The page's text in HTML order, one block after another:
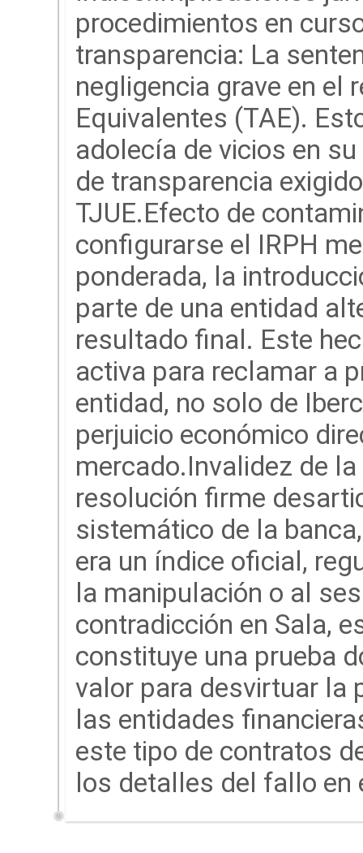
procedimientos en
transparencia: La
negligencia grave en el
Equivalentes (TAE).
adolecía de vicios en
de transparencia
TJUE.Efecto de
configurarse el IRPH
ponderada, la
parte de una entidad
resultado final. Este
activa para reclamar a
entidad, no solo de
perjuicio económico
mercado.Invalidez de
resolución firme
sistemático de la
era un índice oficial,
la manipulación o al
contradicción en Sala,
constituye una prueba
valor para desvirtuar la
las entidades
este tipo de contratos
los detalles del fallo en